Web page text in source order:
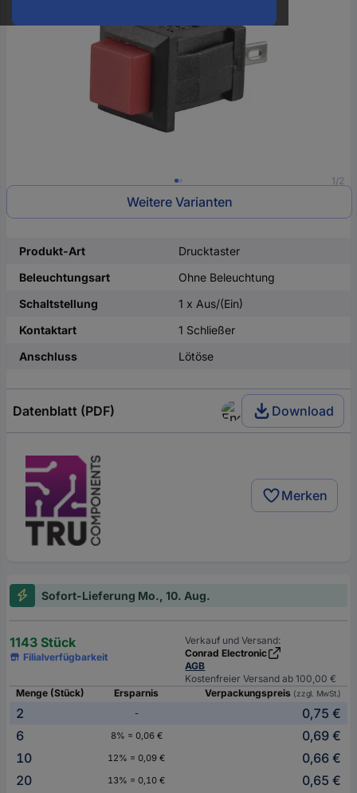
1/2
Weitere Varianten
Produkt-Art
Drucktaster
Beleuchtungsart
Ohne Beleuchtung
Schaltstellung
1 x Aus/(Ein)
Kontaktart
1 Schließer
Anschluss
Lötöse
Datenblatt (PDF) Download
Merken
Sofort-Lieferung Mo., 10. Aug.
1143 Stück
Filialverfügbarkeit
Verkauf und Versand:
Conrad Electronic
AGB
Kostenfreier Versand ab 100,00 €
Menge (Stück)
Ersparnis Verpackungspreis (zzgl. MwSt.)
2 -
0,75 €
6
8% = 0,06 €
0,69 €
10
12% = 0,09 €
0,66 €
20
13% = 0,10 €
0,65 €